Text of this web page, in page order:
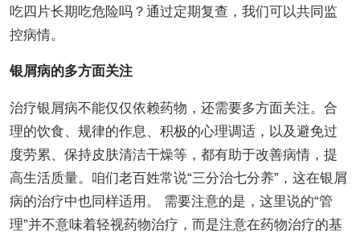
吃四片长期吃危险吗？通过定期复查，我们可以共同监
控病情。
银屑病的多方面关注
治疗银屑病不能仅仅依赖药物，还需要多方面关注。合
理的饮食、规律的作息、积极的心理调适，以及避免过
度劳累、保持皮肤清洁干燥等，都有助于改善病情，提
高生活质量。咱们老百姓常说“三分治七分养”，这在银屑
病的治疗中也同样适用。 需要注意的是，这里说的“管
理”并不意味着轻视药物治疗，而是注意在药物治疗的基